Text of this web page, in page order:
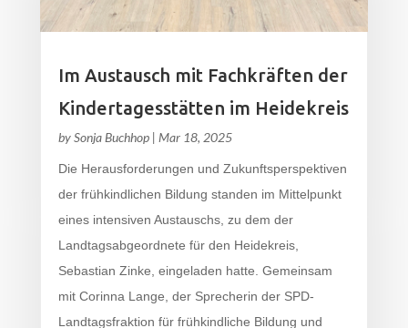
Im Austausch mit Fachkräften der
Kindertagesstätten im Heidekreis
bySonja Buchhop| Mar 18, 2025
Die Herausforderungen und Zukunftsperspektiven
der frühkindlichen Bildung standen im Mittelpunkt
eines intensiven Austauschs, zu dem der
Landtagsabgeordnete für den Heidekreis,
Sebastian Zinke, eingeladen hatte. Gemeinsam
mit Corinna Lange, der Sprecherin der SPD-
Landtagsfraktion für frühkindliche Bildung und